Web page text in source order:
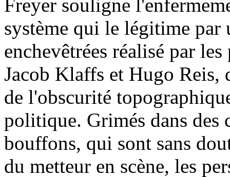
Freyer souligne
système qui le légitime par
enchevêtrées réalisé par
Jacob Klaffs et Hugo Reis,
de l'obscurité
politique. Grimés dans des
bouffons, qui sont sans
du metteur en scène, les